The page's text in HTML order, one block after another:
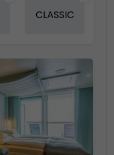
CLASSIC